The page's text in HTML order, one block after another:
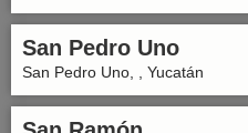
San Pedro Uno
San Pedro Uno, , Yucatán